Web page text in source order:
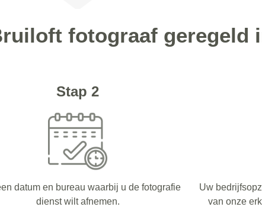
fotograaf geregeld
Stap 2
datum en bureau waarbij u de fotografie
dienst wilt afnemen.
Uw
van onze